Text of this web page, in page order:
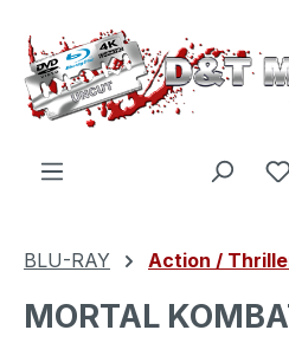
Zum Hauptinhalt springen
BLU-RAY Action /
MORTAL